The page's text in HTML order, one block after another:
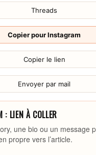
Threads
Copier pour Instagram
Copier le lien
Envoyer par mail
: LIEN À COLLER
une bio ou un message
propre vers l’article.